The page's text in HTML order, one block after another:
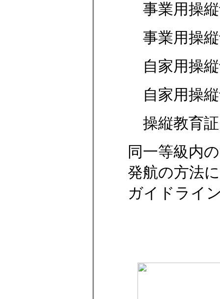
事業用操
事業用操
自家用操
自家用操
操縦教育
同一等級内
発航の方法
ガイドライ